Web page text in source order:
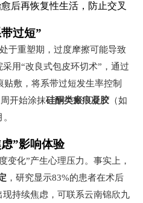
后再恢复性生活，防止交叉
过短”
于重塑期，过度摩擦可能导致
用“改良式包皮环切术”，通过
敷，将系带过短发生率控制
开始涂抹硅酮类瘢痕凝胶 （如
”影响体验
变化”产生心理压力。事实上，
，研究显示83%的患者在术后
持续焦虑，可联系云南锦欣九